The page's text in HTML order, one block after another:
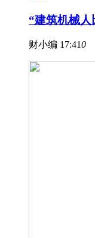
“建筑机械
财小编 17:410